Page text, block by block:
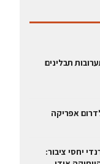
תבלינים
אפריקה
יחסי ציבור: